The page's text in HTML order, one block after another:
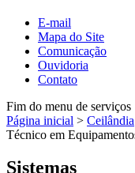
E-mail
Mapa do Site
Comunicação
Ouvidoria
Contato
Fim do menu de serviços
Página inicial > Ceilândia
Técnico em
Sistemas